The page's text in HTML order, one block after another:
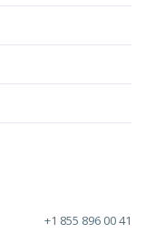
+1 855 896 00 41